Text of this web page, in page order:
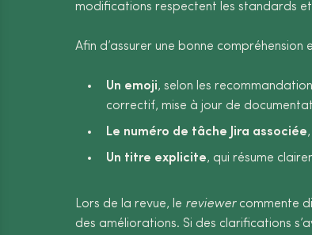
modifications respectent les standards
Afin d’assurer une bonne
Un emoji, selon les
correctif, mise à jour de
Le numéro de tâche Jira associée
Un titre explicite, qui résume
Lors de la revue, le reviewer commente
des améliorations. Si des clarifications